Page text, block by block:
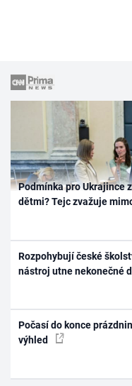
Podmínka pro Ukrajince
dětmi? Tejc zvažuje
Rozpohybují české
nástroj utne nekonečné
Počasí do konce
výhled